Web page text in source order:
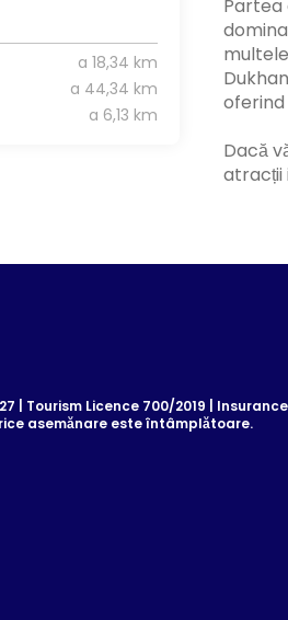
Partea
Dacă
atracții
a 18,34 km
a 44,34 km
a 6,13 km
| Tourism Licence 700/2019 | Insurance
asemănare este întâmplătoare.